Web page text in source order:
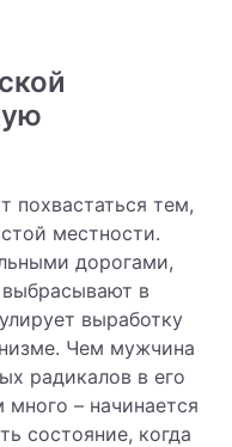
похвастаться тем,
местности.
дорогами,
в
выработку
Чем мужчина
радикалов в его
– начинается
состояние, когда